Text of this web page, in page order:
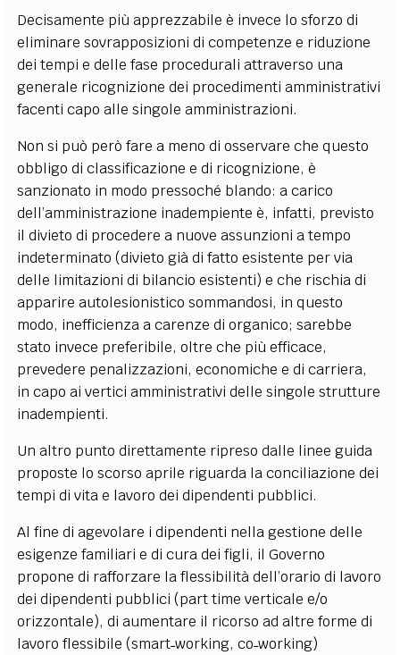
Decisamente più apprezzabile è invece lo sforzo di
eliminare sovrapposizioni di competenze e riduzione
dei tempi e delle fase procedurali attraverso una
generale ricognizione dei procedimenti amministrativi
facenti capo alle singole amministrazioni.
Non si può però fare a meno di osservare che questo
obbligo di classificazione e di ricognizione, è
sanzionato in modo pressoché blando: a carico
dell’amministrazione inadempiente è, infatti, previsto
il divieto di procedere a nuove assunzioni a tempo
indeterminato (divieto già di fatto esistente per via
delle limitazioni di bilancio esistenti) e che rischia di
apparire autolesionistico sommandosi, in questo
modo, inefficienza a carenze di organico; sarebbe
stato invece preferibile, oltre che più efficace,
prevedere penalizzazioni, economiche e di carriera,
in capo ai vertici amministrativi delle singole strutture
inadempienti.
Un altro punto direttamente ripreso dalle linee guida
proposte lo scorso aprile riguarda la conciliazione dei
tempi di vita e lavoro dei dipendenti pubblici.
Al fine di agevolare i dipendenti nella gestione delle
esigenze familiari e di cura dei figli, il Governo
propone di rafforzare la flessibilità dell’orario di lavoro
dei dipendenti pubblici (part time verticale e/o
orizzontale), di aumentare il ricorso ad altre forme di
lavoro flessibile (smart˗working, co˗working)